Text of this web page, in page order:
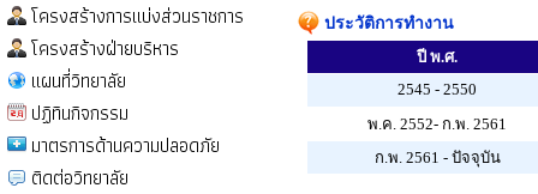
โครงสร้างการแบ่งส่วนราชการ
โครงสร้างฝ่ายบริหาร
แผนที่วิทยาลัย
ปฏิทินกิจกรรม
มาตรการด้านความปลอดภัย
ติดต่อวิทยาลัย
ประวัติการทำงาน
ปี พ.ศ.
2545 - 2550
พ.ค. 2552- ก.พ. 2561
ก.พ. 2561 - ปัจจุบัน